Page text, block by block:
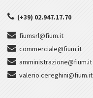
(+39) 02.947.17.70
fiumsrl@fium.it
commerciale@fium.it
amministrazione@fium.it
valerio.cereghini@fium.it